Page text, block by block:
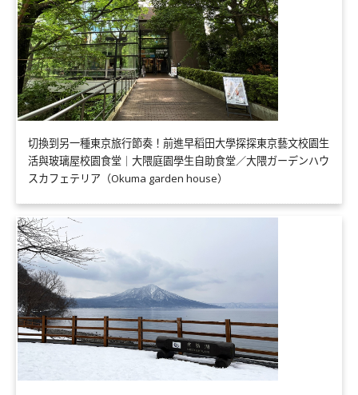
切換到另一種東京旅行節奏！前進早稻田大學探探東京藝文校園生
活與玻璃屋校園食堂｜大隈庭園學生自助食堂／大隈ガーデンハウ
スカフェテリア（Okuma garden house）